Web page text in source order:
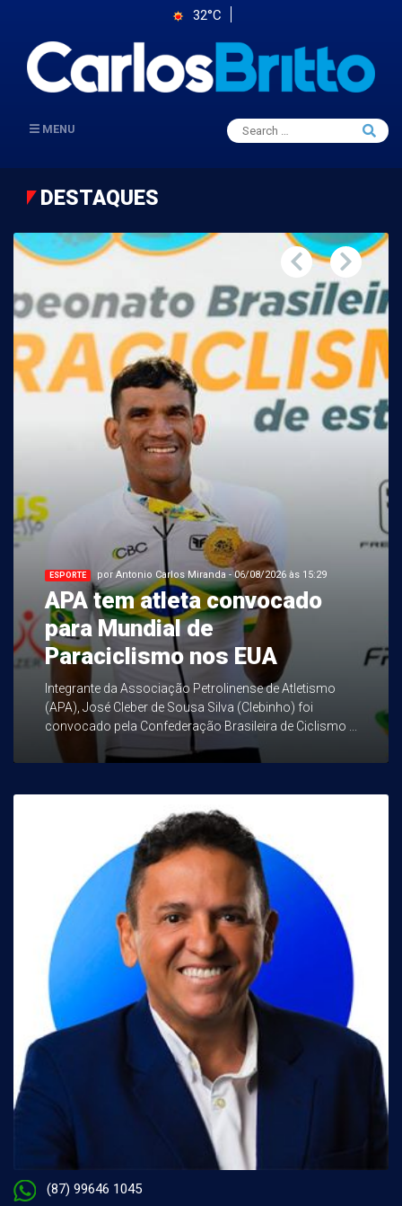
32°C
MENU
Search
for:
Search
DESTAQUES
ESPORTE por Antonio Carlos Miranda - 06/08/2026 às 15:29
APA tem atleta convocado
para Mundial de
Paraciclismo nos EUA
Integrante da Associação Petrolinense de Atletismo
(APA), José Cleber de Sousa Silva (Clebinho) foi
convocado pela Confederação Brasileira de Ciclismo ...
(87) 99646 1045